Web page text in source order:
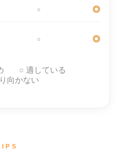
○ ◎
○ ◎
○ 適している
向かない